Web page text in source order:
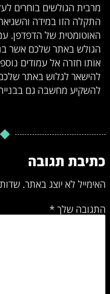
מרבית הגולשים בוחרים
התקלה הזו במידה
האוטומטית של הדפדפן.
הגולש באתר שלכם אשר
אותו חזרה אל עמודים
להישאר לגלוש באתר
להשקיע מחשבה גם
כתיבת תגובה
האימייל לא יוצג באתר.
התגובה שלך *